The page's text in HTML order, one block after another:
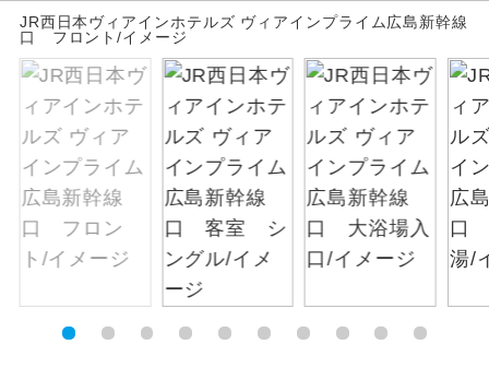
JR西日本ヴィアインホテルズ ヴィアインプライム広島新幹線
口 フロント/イメージ
温泉 温泉地にも宿泊するコースです。
ご宿泊ホテルに露天風呂が付いていま
す。
大浴場 ご宿泊ホテルに大浴場が付いています。
全食事付き
事の心配はいりません。（機内食を除
く）
お部屋にてゆっくりとお召し上がりいた
だけます。